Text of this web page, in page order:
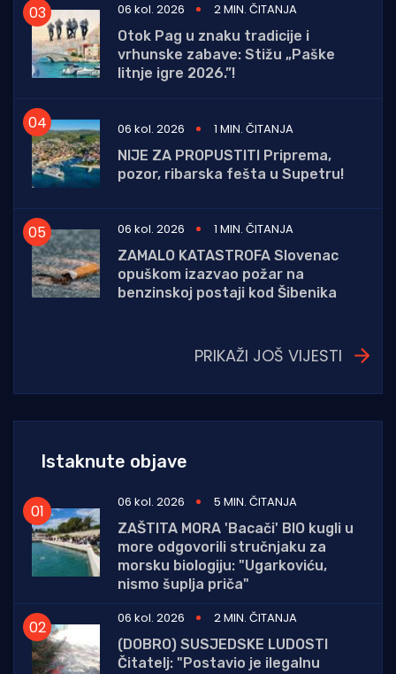
06 kol. 2026
2 MIN. ČITANJA
Otok Pag u znaku tradicije i
vrhunske zabave: Stižu „Paške
litnje igre 2026.”!
06 kol. 2026
1 MIN. ČITANJA
NIJE ZA PROPUSTITI Priprema,
pozor, ribarska fešta u Supetru!
06 kol. 2026
1 MIN. ČITANJA
ZAMALO KATASTROFA Slovenac
opuškom izazvao požar na
benzinskoj postaji kod Šibenika
PRIKAŽI JOŠ VIJESTI
Istaknute objave
06 kol. 2026
5 MIN. ČITANJA
ZAŠTITA MORA 'Bacači' BIO kugli u
more odgovorili stručnjaku za
morsku biologiju: "Ugarkoviću,
nismo šuplja priča"
06 kol. 2026
2 MIN. ČITANJA
(DOBRO) SUSJEDSKE LUDOSTI
Čitatelj: "Postavio je ilegalnu